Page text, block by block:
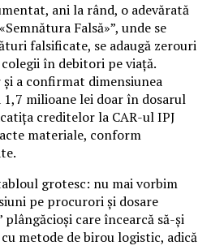
ani la rând, o adevărată
Falsă»”, unde se
falsificate, se adaugă zerouri
în debitori pe viață.
a confirmat dimensiunea
milioane lei doar în dosarul
creditelor la CAR-ul IPJ
materiale, conform
grotesc: nu mai vorbim
pe procurori și dosare
care încearcă să-și
metode de birou logistic, adică